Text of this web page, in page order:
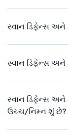
સ્વાન ડિફેન્સ અને
સ્વાન ડિફેન્સ અને
સ્વાન ડિફેન્સ અને
ઉચ્ચ/નિમ્ન શું છે?